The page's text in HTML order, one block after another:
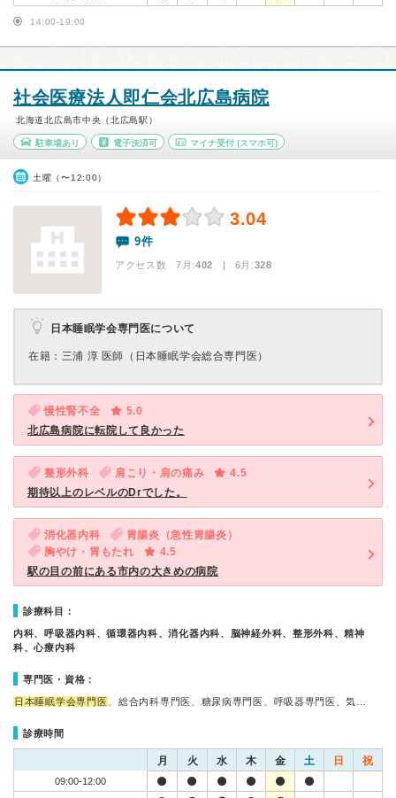
14:00-19:00
社会医療法人即仁会北広島病院
北海道北広島市中央（北広島駅）
駐車場あり 電子決済可 マイナ受付 (スマホ可)
土曜（〜12:00）
3.04
9件
アクセス数 7月:402 | 6月:328
日本睡眠学会専門医について
在籍：三浦 淳 医師（日本睡眠学会総合専門医）
慢性腎不全
5.0
北広島病院に転院して良かった
整形外科 肩こり・肩の痛み
4.5
期待以上のレベルのDrでした。
消化器内科
胃腸炎（急性胃腸炎）
胸やけ・胃もたれ
4.5
駅の目の前にある市内の大きめの病院
診療科目：
内科、呼吸器内科、循環器内科、消化器内科、脳神経外科、整形外科、精神
科、心療内科
専門医・資格：
日本睡眠学会専門医 、総合内科専門医、糖尿病専門医、呼吸器専門医、気…
診療時間
月 火 水 木 金 土 日 祝
09:00-12:00